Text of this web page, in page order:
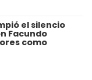
el silencio
Facundo
como